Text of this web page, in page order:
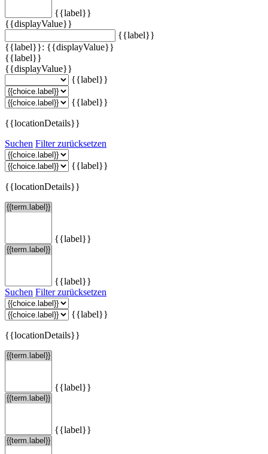
{{label}}
{{displayValue}}
{{label}}
{{label}}: {{displayValue}}
{{label}}
{{displayValue}}
{{label}}
{{label}}
{{locationDetails}}
Suchen Filter zurücksetzen
{{label}}
{{locationDetails}}
{{label}}
{{label}}
Suchen Filter zurücksetzen
{{label}}
{{locationDetails}}
{{label}}
{{label}}